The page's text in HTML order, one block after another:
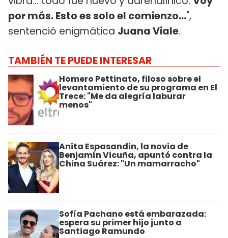
por más. Esto es solo el comienzo...",
sentenció enigmática Juana Viale.
TAMBIÉN TE PUEDE INTERESAR
Homero Pettinato, filoso sobre el
levantamiento de su programa en El
Trece: "Me da alegría laburar
menos"
Anita Espasandin, la novia de
Benjamín Vicuña, apuntó contra la
China Suárez: "Un mamarracho"
Sofía Pachano está embarazada:
espera su primer hijo junto a
Santiago Ramundo